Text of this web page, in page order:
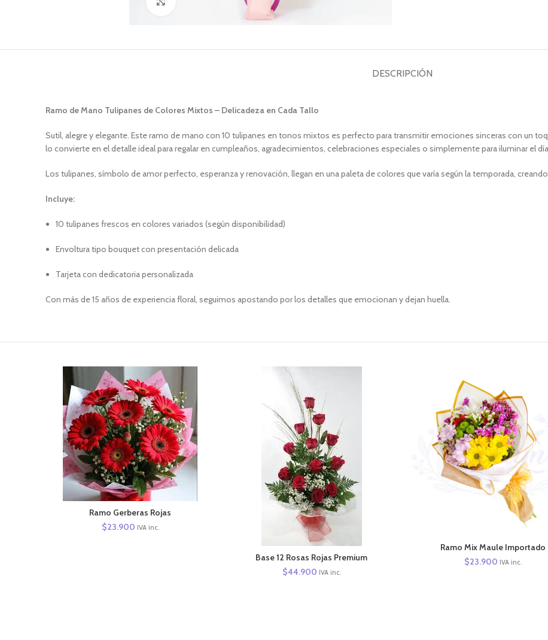
DESCRIPCIÓN
Ramo de Mano Tulipanes de Colores Mixtos – Delicadeza en Cada Tallo
Sutil, alegre y elegante. Este ramo de mano con 10 tulipanes en tonos mixtos es perfecto para transmitir emociones sinceras con un
lo convierte en el detalle ideal para regalar en cumpleaños, agradecimientos, celebraciones especiales o simplemente para iluminar el
Los tulipanes, símbolo de amor perfecto, esperanza y renovación, llegan en una paleta de colores que varía según la temporada,
Incluye:
10 tulipanes frescos en colores variados (según disponibilidad)
Envoltura tipo bouquet con presentación delicada
Tarjeta con dedicatoria personalizada
Con más de 15 años de experiencia floral, seguimos apostando por los detalles que emocionan y dejan huella.
AÑADIR AL CARRITO
Ramo Gerberas Rojas
$23.900 IVA inc.
AÑADIR AL CARRITO
Base 12 Rosas Rojas Premium
$44.900 IVA inc.
AÑADIR AL CARRITO
Ramo Mix Maule Importado
$23.900 IVA inc.